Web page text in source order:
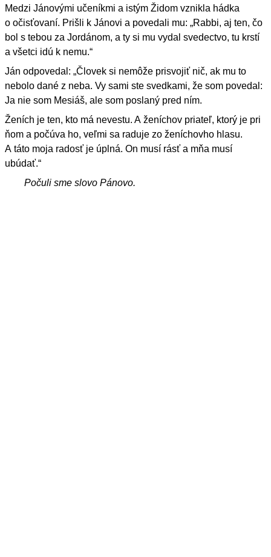
Medzi Jánovými učeníkmi a istým Židom vznikla hádka
o očisťovaní. Prišli k Jánovi a povedali mu: „Rabbi, aj ten, čo
bol s tebou za Jordánom, a ty si mu vydal svedectvo, tu krstí
a všetci idú k nemu.“
Ján odpovedal: „Človek si nemôže prisvojiť nič, ak mu to
nebolo dané z neba. Vy sami ste svedkami, že som povedal:
Ja nie som Mesiáš, ale som poslaný pred ním.
Ženích je ten, kto má nevestu. A ženíchov priateľ, ktorý je pri
ňom a počúva ho, veľmi sa raduje zo ženíchovho hlasu.
A táto moja radosť je úplná. On musí rásť a mňa musí
ubúdať.“
Počuli sme slovo Pánovo.